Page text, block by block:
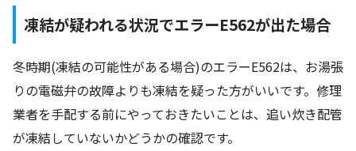
凍結が疑われる状況でエラーE562が出た場合
冬時期(凍結の可能性がある場合)のエラーE562は、お湯張
りの電磁弁の故障よりも凍結を疑った方がいいです。修理
業者を手配する前にやっておきたいことは、追い炊き配管
が凍結していないかどうかの確認です。